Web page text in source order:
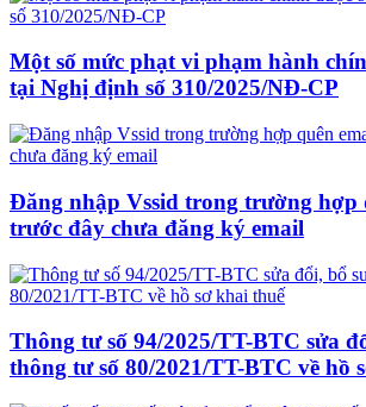
Một số mức phạt vi phạm hành
tại Nghị định số 310/2025/NĐ-CP
Đăng nhập Vssid trong trường hợp
trước đây chưa đăng ký email
Thông tư số 94/2025/TT-BTC sửa
thông tư số 80/2021/TT-BTC về hồ